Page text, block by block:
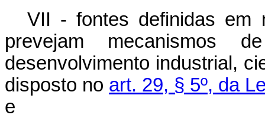
VII - fontes definidas em
prevejam mecanismos
desenvolvimento industrial,
disposto no art. 29, § 5º, da
e